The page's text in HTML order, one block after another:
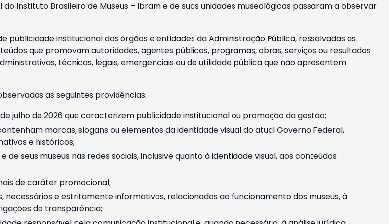
Instituto Brasileiro de Museus – Ibram e de suas unidades museológicas passaram a observar
publicidade institucional dos órgãos e entidades da Administração Pública, ressalvadas as
que promovam autoridades, agentes públicos, programas, obras, serviços ou resultados
técnicas, legais, emergenciais ou de utilidade pública que não apresentem
as seguintes providências:
julho de 2026 que caracterizem publicidade institucional ou promoção da gestão;
marcas, slogans ou elementos da identidade visual do atual Governo Federal,
e históricos;
seus museus nas redes sociais, inclusive quanto à identidade visual, aos conteúdos
de caráter promocional;
e estritamente informativos, relacionados ao funcionamento dos museus, à
de transparência;